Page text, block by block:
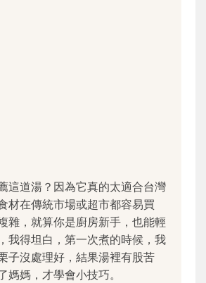
這道湯？因為它真的太適合台灣
材在傳統市場或超市都容易買
雜，就算你是廚房新手，也能輕
我得坦白，第一次煮的時候，我
子沒處理好，結果湯裡有股苦
媽媽，才學會小技巧。